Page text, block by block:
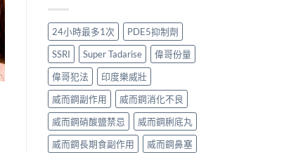
24小時最多1次
PDE5抑制劑
SSRI
Super Tadarise
偉哥份量
偉哥犯法
印度樂威壯
威而鋼副作用
威而鋼消化不良
威而鋼硝酸鹽禁忌
威而鋼脷底丸
威而鋼長期食副作用
威而鋼鼻塞